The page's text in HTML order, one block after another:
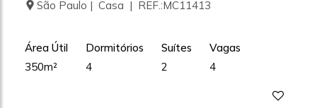
São Paulo | Casa | REF.:MC11413
Área Útil
350m²
Dormitórios
4
Suítes
2
Vagas
4